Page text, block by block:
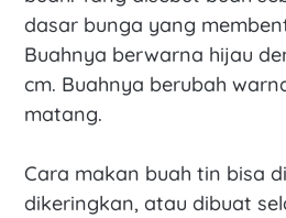
dasar bunga yang
Buahnya berwarna hijau
cm. Buahnya berubah
matang.
Cara makan buah tin bisa
dikeringkan, atau dibuat